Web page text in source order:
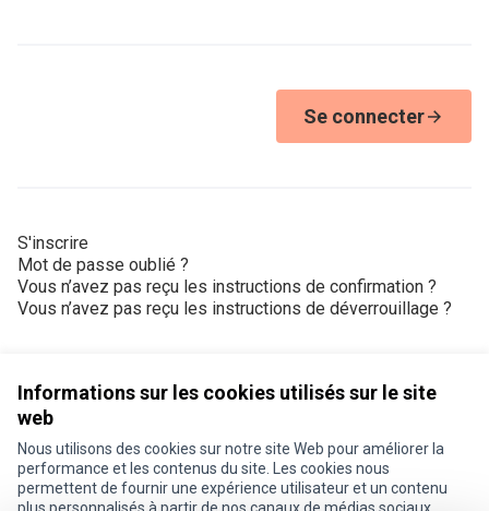
Informations sur les cookies utilisés sur le site
web
Nous utilisons des cookies sur notre site Web pour améliorer la
performance et les contenus du site. Les cookies nous
permettent de fournir une expérience utilisateur et un contenu
Se connecter
S'inscrire
Mot de passe oublié ?
Vous n’avez pas reçu les instructions de confirmation ?
Vous n’avez pas reçu les instructions de déverrouillage ?
Conditions d'utilisation
Paramètres des cookies
Je participe ! sur X
Je participe ! sur Facebook
Je participe ! sur Instagram